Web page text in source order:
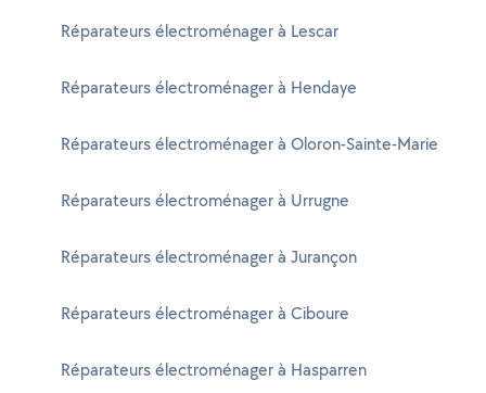
Réparateurs électroménager à Lescar
Réparateurs électroménager à Hendaye
Réparateurs électroménager à Oloron-Sainte-Marie
Réparateurs électroménager à Urrugne
Réparateurs électroménager à Jurançon
Réparateurs électroménager à Ciboure
Réparateurs électroménager à Hasparren